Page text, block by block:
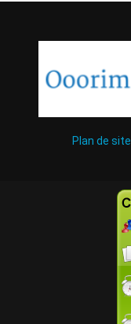
Plan de site